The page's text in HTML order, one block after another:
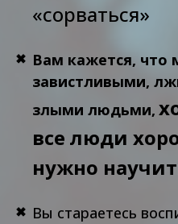
«сорваться»
Вам кажется, что
завистливыми,
злыми людьми,
все люди
нужно
Вы стараетесь